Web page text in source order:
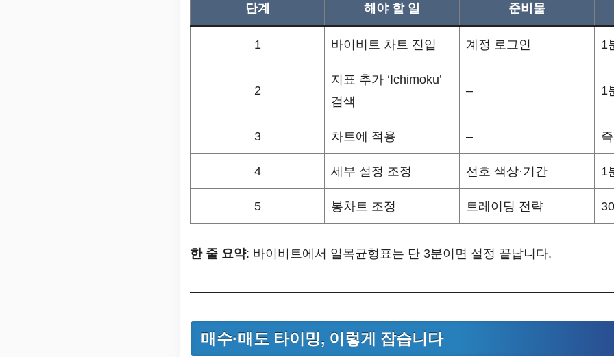
단계 해야 할 일 준비물
1 바이비트 차트 진입 계정 로그인 1
2
지표 추가 ‘Ichimoku’
검색
– 1
3 차트에 적용 –
4 세부 설정 조정 선호 색상·기간 1
5 봉차트 조정 트레이딩 전략
한 줄 요약: 바이비트에서 일목균형표는 단 3분이면 설정 끝납니다.
매수·매도 타이밍, 이렇게 잡습니다